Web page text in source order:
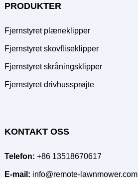
PRODUKTER
Fjernstyret plæneklipper
Fjernstyret skovfliseklipper
Fjernstyret skråningsklipper
Fjernstyret drivhussprøjte
KONTAKT OSS
Telefon: +86 13518670617
E-mail: info@remote-lawnmower.com